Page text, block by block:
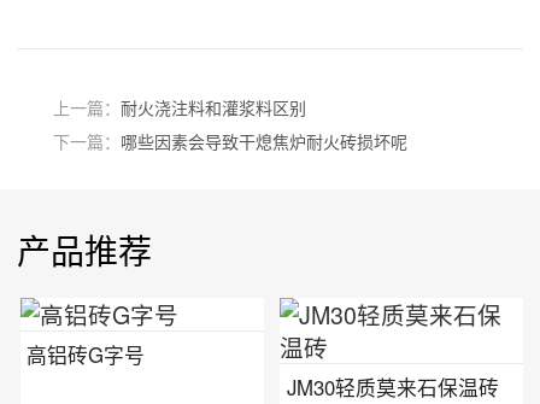
上一篇： 耐火浇注料和灌浆料区别
下一篇： 哪些因素会导致干熄焦炉耐火砖损坏呢
产品推荐
高铝砖G字号
JM30轻质莫来石保温砖